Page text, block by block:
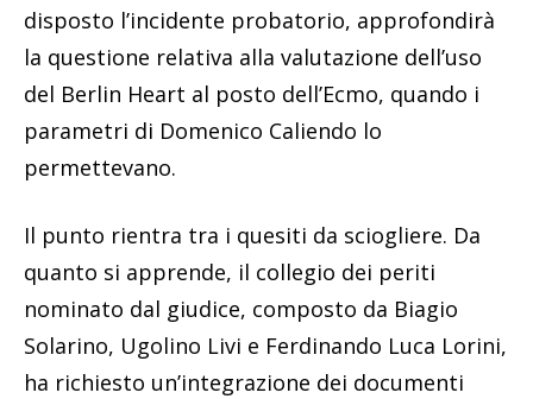
disposto l’incidente probatorio, approfondirà
la questione relativa alla valutazione dell’uso
del Berlin Heart al posto dell’Ecmo, quando i
parametri di Domenico Caliendo lo
permettevano.
Il punto rientra tra i quesiti da sciogliere. Da
quanto si apprende, il collegio dei periti
nominato dal giudice, composto da Biagio
Solarino, Ugolino Livi e Ferdinando Luca Lorini,
ha richiesto un’integrazione dei documenti